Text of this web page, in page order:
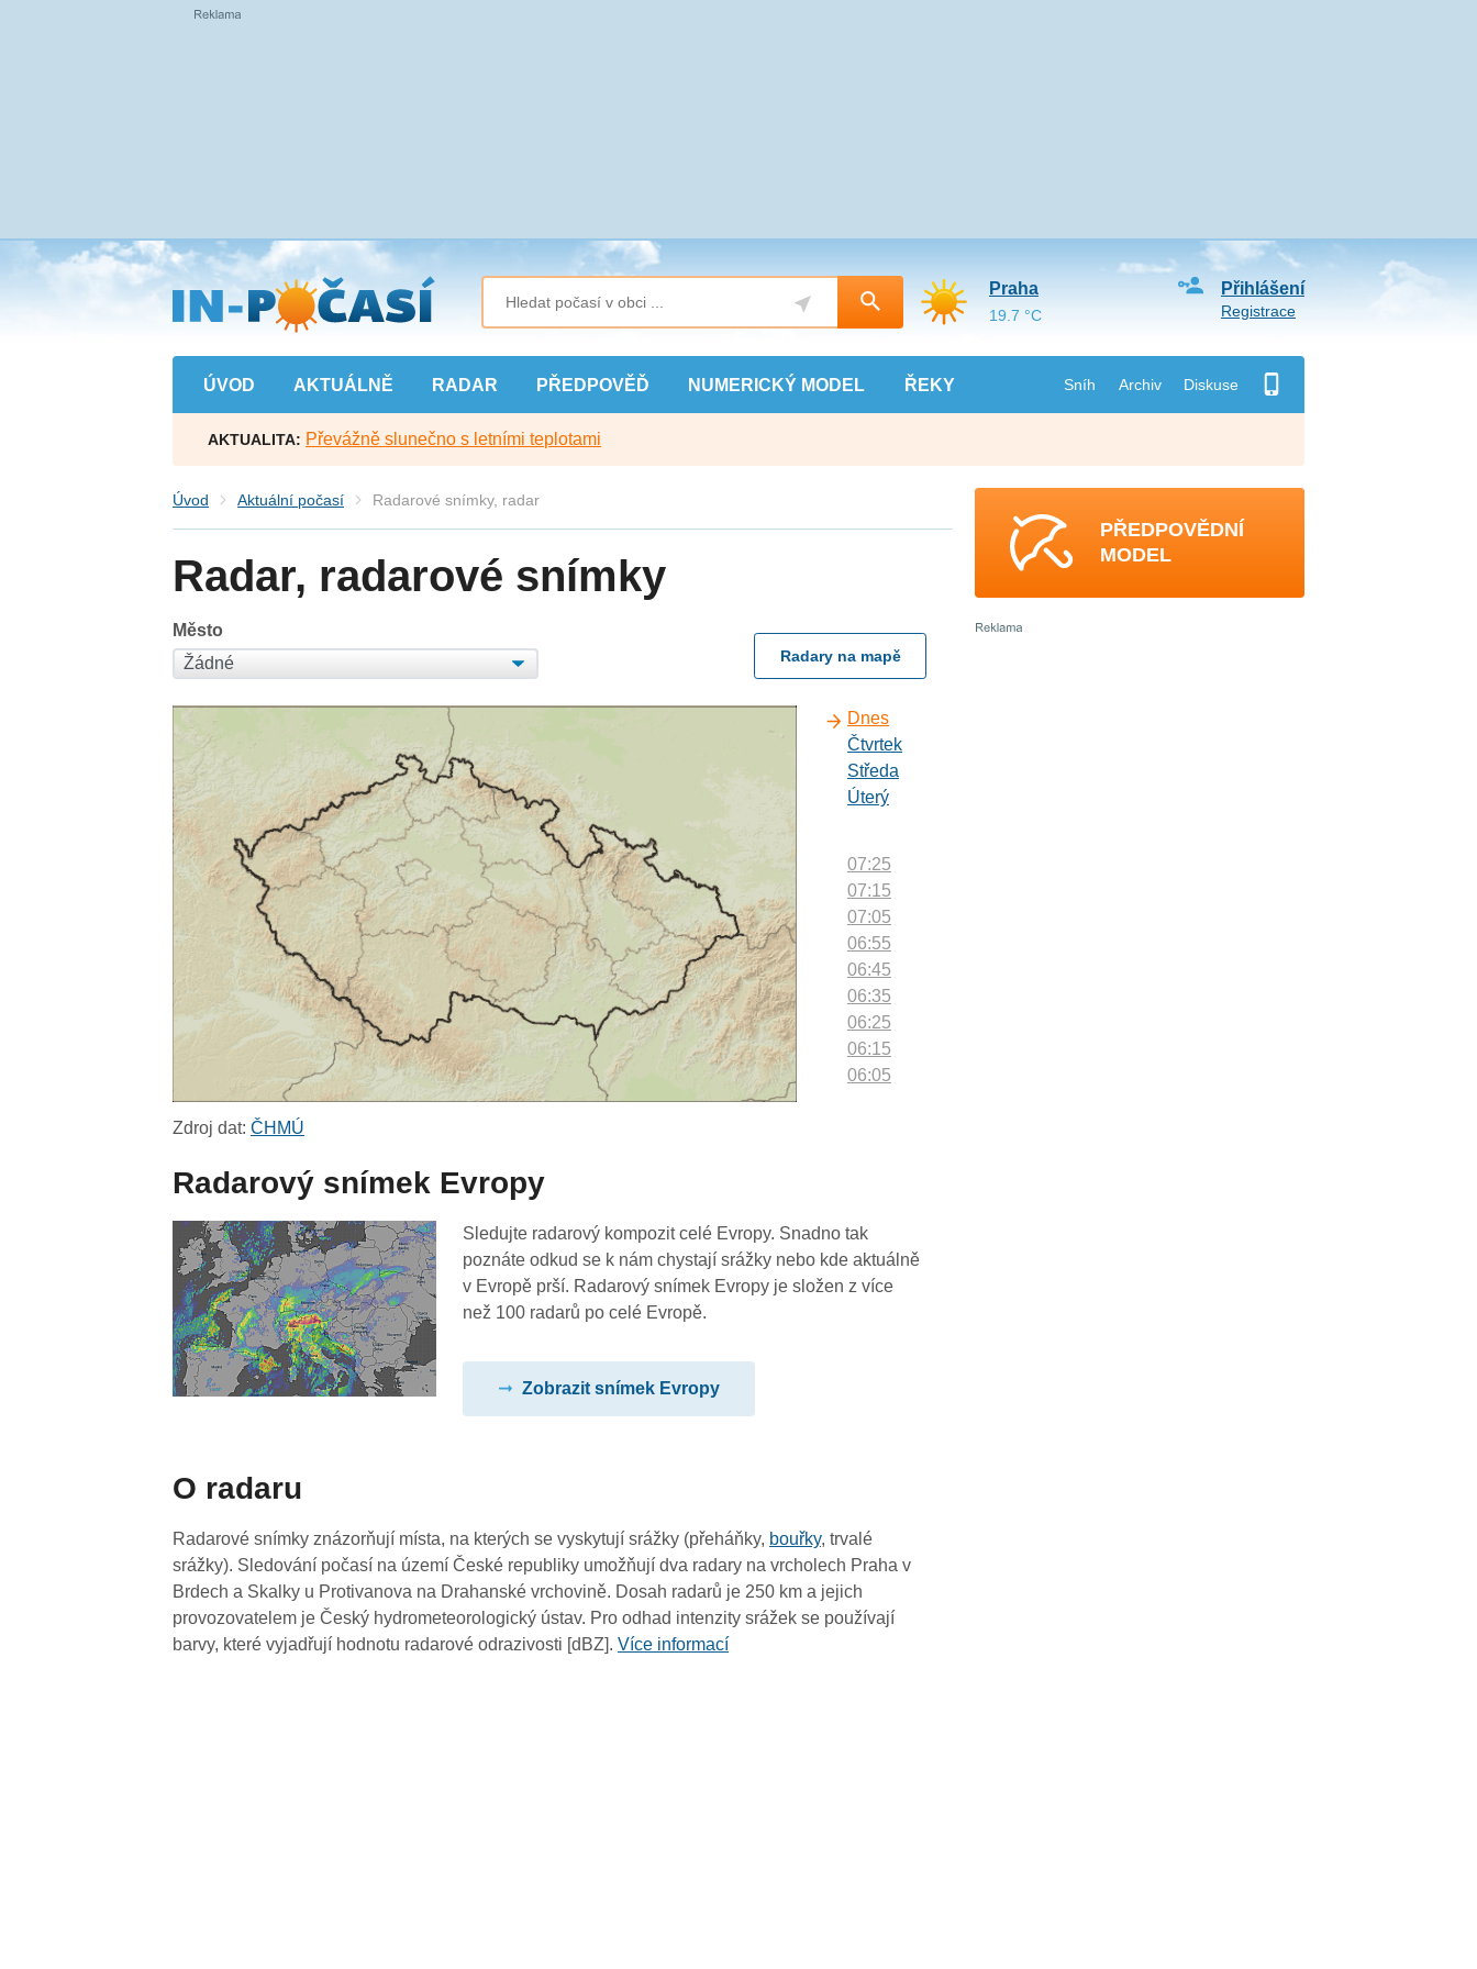
Přejít
na
hlavní
obsah
ÚVOD AKTUÁLNĚ RADAR PŘEDPOVĚĎ NUMERICKÝ MODEL ŘEKY Sníh Archiv Diskuse
Přihlášení
Registrace
Praha
19.7 °C
AKTUALITA: Převážně slunečno s letními teplotami
Úvod Aktuální počasí Radarové snímky, radar
Radar, radarové snímky
Město
Radary na mapě
Dnes
Čtvrtek
Středa
Úterý
07:25
07:15
07:05
06:55
06:45
06:35
06:25
06:15
06:05
05:05
04:55
04:45
03:05
02:55
02:45
02:35
Zdroj dat:ČHMÚ
Radarový snímek Evropy
Sledujte radarový kompozit celé Evropy. Snadno tak
poznáte odkud se k nám chystají srážky nebo kde aktuálně
v Evropě prší. Radarový snímek Evropy je složen z více
než 100 radarů po celé Evropě.
Zobrazit snímek Evropy
O radaru
Radarové snímky znázorňují místa, na kterých se vyskytují srážky (přeháňky, bouřky, trvalé
srážky). Sledování počasí na území České republiky umožňují dva radary na vrcholech Praha v
Brdech a Skalky u Protivanova na Drahanské vrchovině. Dosah radarů je 250 km a jejich
provozovatelem je Český hydrometeorologický ústav. Pro odhad intenzity srážek se používají
barvy, které vyjadřují hodnotu radarové odrazivosti [dBZ].Více informací
PŘEDPOVĚDNÍ
MODEL